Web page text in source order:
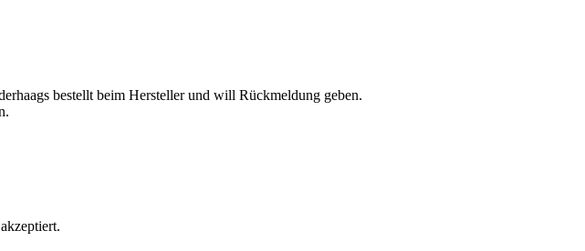
bestellt beim Hersteller und will Rückmeldung geben.